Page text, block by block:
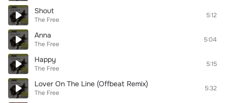
Shout
The Free
5:12
Anna
The Free
5:04
Happy
The Free
5:15
Lover On The Line (Offbeat Remix)
The Free
5:32